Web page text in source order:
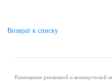
Возврат к списку
Размещение рекламной и коммерческой